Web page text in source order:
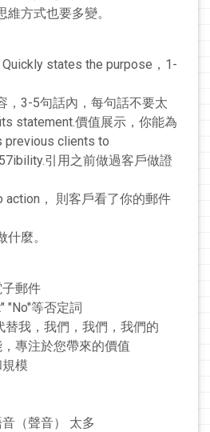
維方式也要多變。
states the purpose，1-
，3-5句話內，每句話不要太
statement.價值展示，你能為
previous clients to
引用之前做過客戶做證
action， 則客戶看了你的郵件
麼。
子郵件
"No"等否定詞
替我，我們，我們，我們的
，專注於您帶來的價值
規模
音（聲音） 太多